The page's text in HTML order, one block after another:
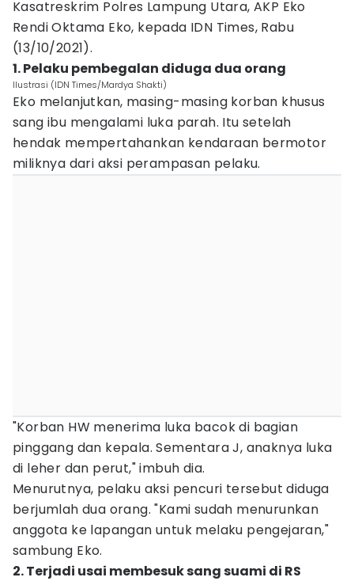
Kasatreskrim Polres Lampung Utara, AKP Eko
Rendi Oktama Eko, kepada IDN Times, Rabu
(13/10/2021).
1. Pelaku pembegalan diduga dua orang
Ilustrasi (IDN Times/Mardya Shakti)
Eko melanjutkan, masing-masing korban khusus
sang ibu mengalami luka parah. Itu setelah
hendak mempertahankan kendaraan bermotor
miliknya dari aksi perampasan pelaku.
"Korban HW menerima luka bacok di bagian
pinggang dan kepala. Sementara J, anaknya luka
di leher dan perut," imbuh dia.
Menurutnya, pelaku aksi pencuri tersebut diduga
berjumlah dua orang. "Kami sudah menurunkan
anggota ke lapangan untuk melaku pengejaran,"
sambung Eko.
2. Terjadi usai membesuk sang suami di RS